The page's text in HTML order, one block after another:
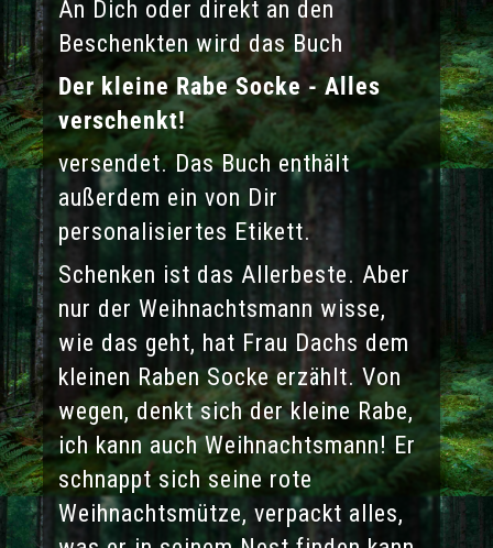
An Dich oder direkt an den
Beschenkten wird das Buch
Der kleine Rabe Socke - Alles
verschenkt!
versendet. Das Buch enthält
außerdem ein von Dir
personalisiertes Etikett.
Schenken ist das Allerbeste. Aber
nur der Weihnachtsmann wisse,
wie das geht, hat Frau Dachs dem
kleinen Raben Socke erzählt. Von
wegen, denkt sich der kleine Rabe,
ich kann auch Weihnachtsmann! Er
schnappt sich seine rote
Weihnachtsmütze, verpackt alles,